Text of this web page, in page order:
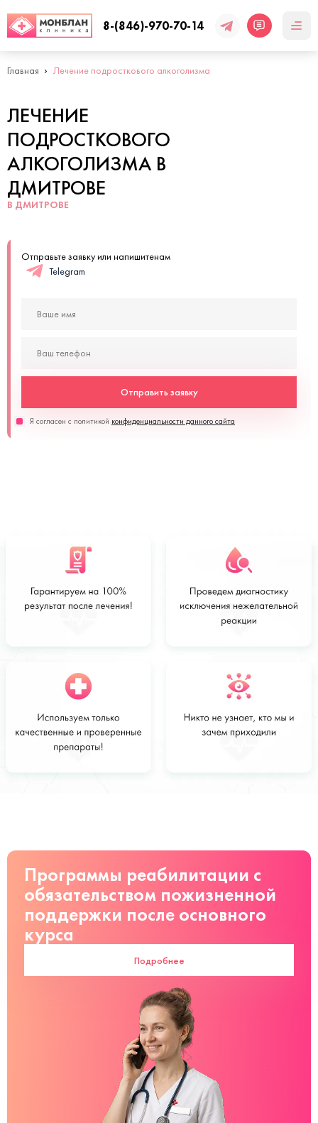
8-(846)-970-70-14
Главная Лечение подросткового алкоголизма
ЛЕЧЕНИЕ
ПОДРОСТКОВОГО
АЛКОГОЛИЗМА В
ДМИТРОВЕ
В ДМИТРОВЕ
Отправьте заявку или напишитенам
Telegram
Отправить заявку
Я согласен с политикой конфиденциальности данного сайта
Стоимость
от 3200 руб
Заказать
Программы реабилитации с
обязательством пожизненной
поддержки после основного
курса
Подробнее